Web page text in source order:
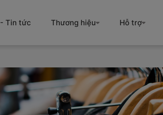
Tin tức Thương hiệu Hỗ trợ